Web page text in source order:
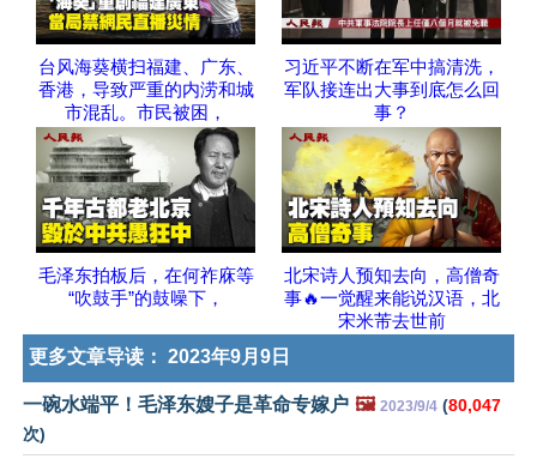
台风海葵横扫福建、广东、
香港，导致严重的内涝和城
市混乱。市民被困，
习近平不断在军中搞清洗，
军队接连出大事到底怎么回
事？
毛泽东拍板后，在何祚庥等
“吹鼓手”的鼓噪下，
北宋诗人预知去向，高僧奇
事🔥一觉醒来能说汉语，北
宋米芾去世前
更多文章导读： 2023年9月9日
一碗水端平！毛泽东嫂子是革命专嫁户 🖼️ 2023/9/4 (80,047
次)